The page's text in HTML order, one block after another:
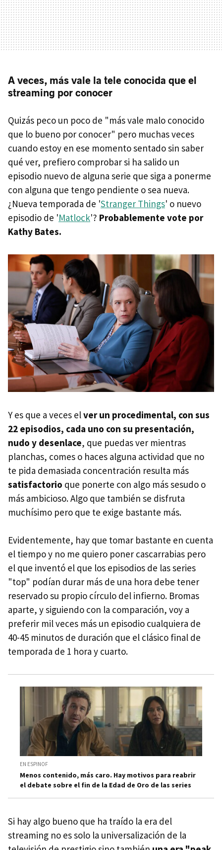
A veces, más vale la tele conocida que el
streaming por conocer
Quizás peco un poco de "más vale malo conocido
que lo bueno por conocer" pero muchas veces
cuando estoy en ese momento sentado sin saber
qué ver, prefiero comprobar si ha salido un
episodio nuevo de alguna serie que siga a ponerme
con alguna que tengo pendiente o sea nueva.
¿Nueva temporada de 'Stranger Things' o nuevo
episodio de 'Matlock'? Probablemente vote por
Kathy Bates.
Y es que a veces elver un procedimental, con sus
22 episodios, cada uno con su presentación,
nudo y desenlace, que puedas ver mientras
planchas, comes o haces alguna actividad que no
te pida demasiada concentración resulta más
satisfactorio que ponerte con algo más sesudo o
más ambicioso. Algo que también se disfruta
muchísimo pero que te exige bastante más.
Evidentemente, hay que tomar bastante en cuenta
el tiempo y no me quiero poner cascarrabias pero
el que inventó el que los episodios de las series
"top" podían durar más de una hora debe tener
reservado su propio círculo del infierno. Bromas
aparte, y siguiendo con la comparación, voy a
preferir mil veces más un episodio cualquiera de
40-45 minutos de duración que el clásico final de
temporada de 1 hora y cuarto.
EN ESPINOF
Menos contenido, más caro. Hay motivos para reabrir
el debate sobre el fin de la Edad de Oro de las series
Si hay algo bueno que ha traído la era del
streaming no es solo la universalización de la